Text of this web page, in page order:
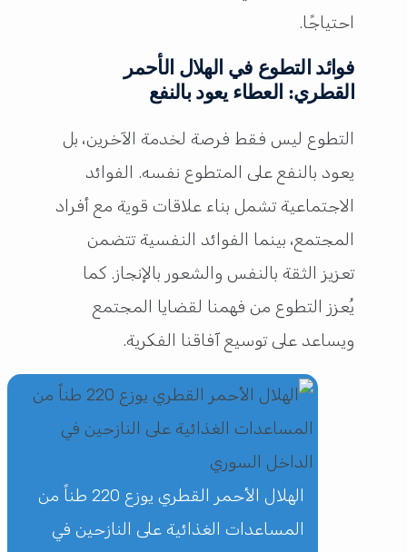
احتياجًا.
فوائد التطوع في الهلال الأحمر
القطري: العطاء يعود بالنفع
التطوع ليس فقط فرصة لخدمة الآخرين، بل
يعود بالنفع على المتطوع نفسه. الفوائد
الاجتماعية تشمل بناء علاقات قوية مع أفراد
المجتمع، بينما الفوائد النفسية تتضمن
تعزيز الثقة بالنفس والشعور بالإنجاز. كما
يُعزز التطوع من فهمنا لقضايا المجتمع
ويساعد على توسيع آفاقنا الفكرية.
الهلال الأحمر القطري يوزع 220 طناً من
المساعدات الغذائية على النازحين في